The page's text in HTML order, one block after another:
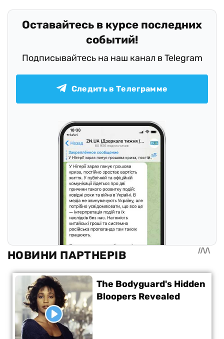
Оставайтесь в курсе последних
событий!
Подписывайтесь на наш канал в Telegram
Следить в Телеграмме